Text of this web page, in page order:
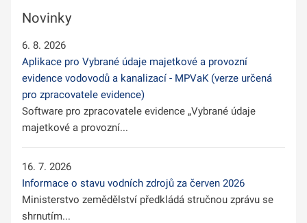
Novinky
6. 8. 2026
Aplikace pro Vybrané údaje majetkové a provozní
evidence vodovodů a kanalizací - MPVaK (verze určená
pro zpracovatele evidence)
Software pro zpracovatele evidence „Vybrané údaje
majetkové a provozní...
16. 7. 2026
Informace o stavu vodních zdrojů za červen 2026
Ministerstvo zemědělství předkládá stručnou zprávu se
shrnutím...